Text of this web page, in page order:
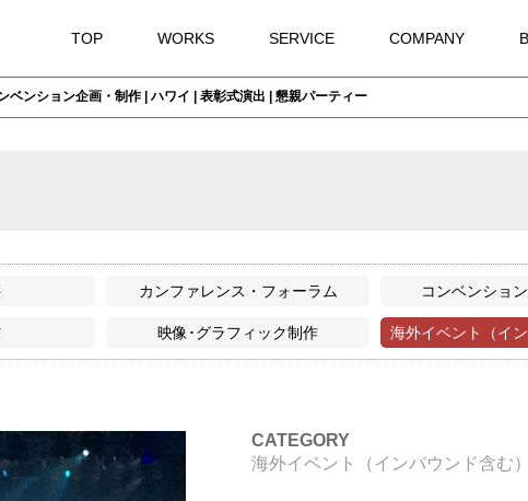
TOP WORKS SERVICE COMPANY
ベンション企画・制作 | ハワイ | 表彰式演出 | 懇親パーティー
カンファレンス・フォーラム コンベンショ
映像･グラフィック制作 海外イベント（イン
CATEGORY
海外イベント（インバウンド含む）